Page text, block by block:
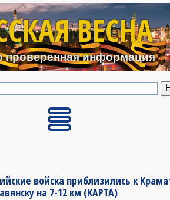
Перейти к основному
ВЕСНА
проверенная информация
войска приблизились к
на 7-12 км (КАРТА)